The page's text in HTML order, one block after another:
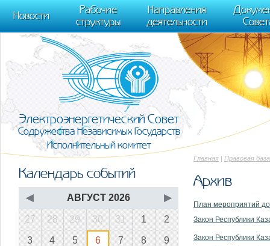
m[i].l=1*new Date(); for (var j = 0; j < document.scripts.length; j++) {if
[0],k.async=1,k.src=r,a.parentNode.insertBefore(k,a)}) (window,
trackLinks:true, accurateTrackBounce:true });
Новости
Рабочие
структуры
Направления
деятельности
Электроэнергетический Совет
Содружества Независимых Государств
Исполнительный комитет
Главная | Правовая база
Архив
План мероприятий до
Закон Республики
Закон Республики
Календарь событий
◀ АВГУСТ 2026 ▶
27 28 29 30 31 1 2
3 4 5 6 7 8 9